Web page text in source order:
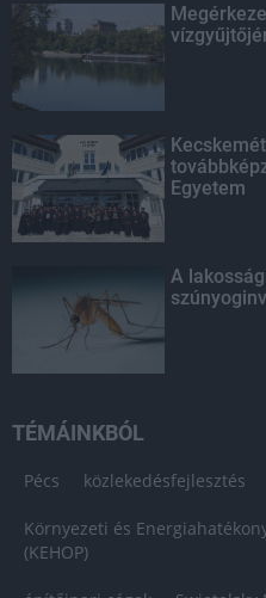
Egyetem
A
TÉMÁINKBÓL
Pécs közlekedésfejlesztés
Környezeti és
(KEHOP)